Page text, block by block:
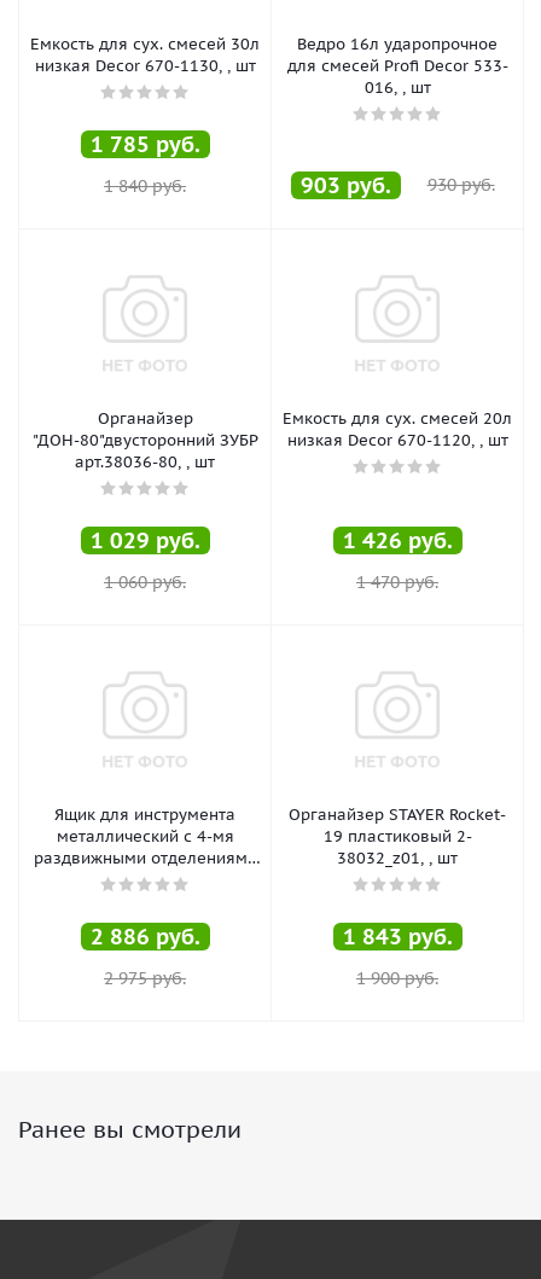
Емкость для сух. смесей 30л
низкая Decor 670-1130, , шт
1 785 руб.
1 840руб.
Ведро 16л ударопрочное
для смесей Profi Decor 533-
016, , шт
903 руб. 930руб.
Органайзер
"ДОН-80"двусторонний ЗУБР
арт.38036-80, , шт
1 029 руб.
1 060руб.
Емкость для сух. смесей 20л
низкая Decor 670-1120, , шт
1 426 руб.
1 470руб.
Ящик для инструмента
металлический с 4-мя
раздвижными отделениями
420х200х200мм, , шт
2 886 руб.
2 975руб.
Органайзер STAYER Rocket-
19 пластиковый 2-
38032_z01, , шт
1 843 руб.
1 900руб.
Ранее вы смотрели